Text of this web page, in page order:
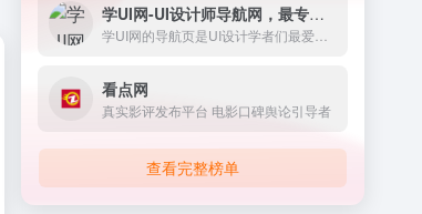
学UI网-UI设计师导航网，最专业的UI设计网站
看点网
真实影评发布平台 电影口碑舆论引导者
查看完整榜单